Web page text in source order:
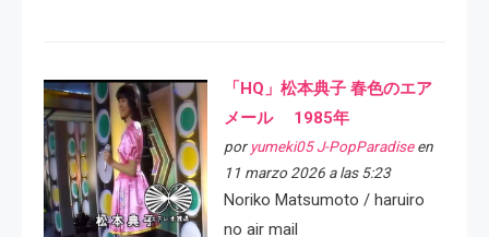
「HQ」松本典子 春色のエア
メール 1985年
por yumeki05 J-PopParadiseen
11 marzo 2026 a las 5:23
Noriko Matsumoto / haruiro
no air mail